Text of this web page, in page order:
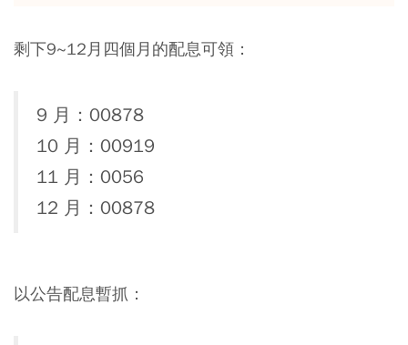
剩下9~12月四個月的配息可領：
9 月：00878
10 月：00919
11 月：0056
12 月：00878
以公告配息暫抓：